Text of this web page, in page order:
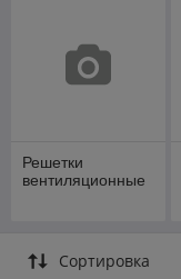
Решетки
вентиляционные
Сортировка